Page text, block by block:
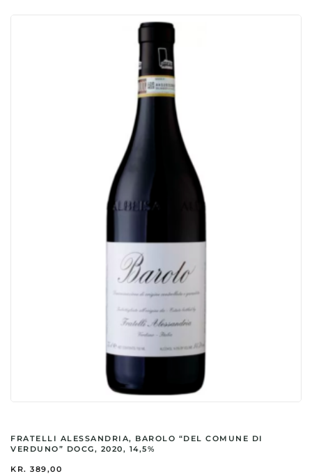
FRATELLI ALESSANDRIA, BAROLO “DEL COMUNE DI
VERDUNO” DOCG, 2020, 14,5%
KR. 389,00